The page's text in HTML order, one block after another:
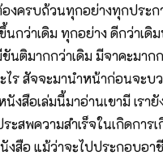
งครบถ้วนทุกอย่างทุกประก
กว่าเดิม ทุกอย่าง ดีกว่าเดิ
นติมากกว่าเดิม มีจาคะมาก
ไร สัจจะมานำหน้าก่อนจะบ
งสือเล่มนี้มาอ่านเขามี เรา
สพความสำเร็จในเกิดการ
สือ แม้ว่าจะไปประกอบอา